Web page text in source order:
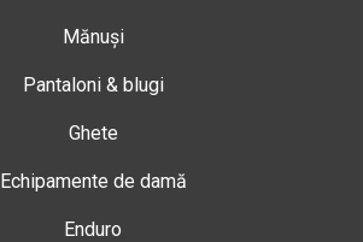
Mănuși
Pantaloni & blugi
Ghete
Echipamente de damă
Enduro